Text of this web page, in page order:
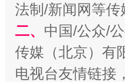
法制/新闻网等
二、 中国/公众/
传媒（北京）有
电视台友情链接